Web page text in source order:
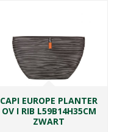
CAPI EUROPE PLANTER
OV I RIB L59B14H35CM
ZWART